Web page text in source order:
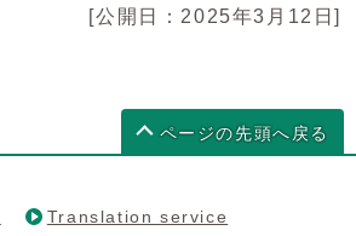
[公開日：2025年3月12日]
ページの先頭へ戻る
Translation service